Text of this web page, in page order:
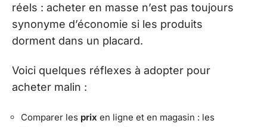
réels : acheter en masse n’est pas toujours
synonyme d’économie si les produits
dorment dans un placard.
Voici quelques réflexes à adopter pour
acheter malin :
Comparer les prix en ligne et en magasin : les